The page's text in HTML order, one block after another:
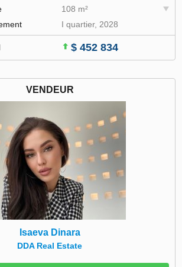
108 m²
I quartier, 2028
$ 452 834
VENDEUR
Isaeva Dinara
DDA Real Estate